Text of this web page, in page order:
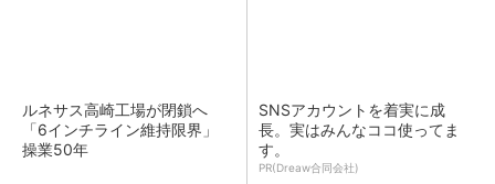
ルネサス高崎工場が閉鎖へ
「6インチライン維持限界」
操業50年
SNSアカウントを着実に成
長。実はみんなココ使ってま
す。
PR(Dreaw合同会社)